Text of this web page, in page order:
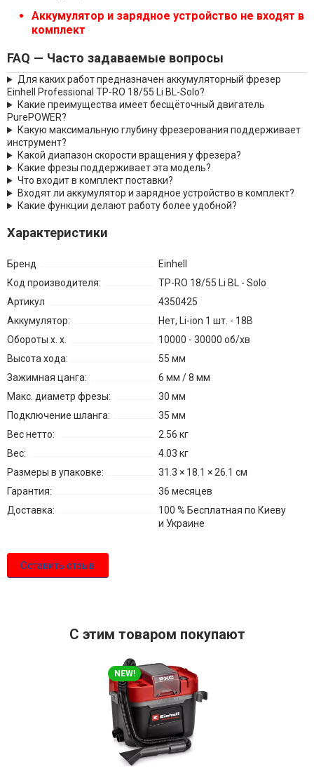
Аккумулятор и зарядное устройство не входят в
комплект
FAQ — Часто задаваемые вопросы
Для каких работ предназначен аккумуляторный фрезер
Einhell Professional TP-RO 18/55 Li BL-Solo?
Какие преимущества имеет бесщёточный двигатель
PurePOWER?
Какую максимальную глубину фрезерования поддерживает
инструмент?
Какой диапазон скорости вращения у фрезера?
Какие фрезы поддерживает эта модель?
Что входит в комплект поставки?
Входят ли аккумулятор и зарядное устройство в комплект?
Какие функции делают работу более удобной?
Характеристики
Бренд
Einhell
Код производителя:
TP-RO 18/55 Li BL - Solo
Артикул
4350425
Аккумулятор:
Нет, Li-ion 1 шт. - 18В
Обороты х. х.
10000 - 30000 об/хв
Высота хода:
55 мм
Зажимная цанга:
6 мм / 8 мм
Макс. диаметр фрезы:
30 мм
Подключение шланга:
35 мм
Вес нетто:
2.56 кг
Вес:
4.03 кг
Размеры в упаковке:
31.3 × 18.1 × 26.1 см
Гарантия:
36 месяцев
Доставка:
100 % Бесплатная по Киеву
и Украине
Оставить отзыв
С этим товаром покупают
NEW!